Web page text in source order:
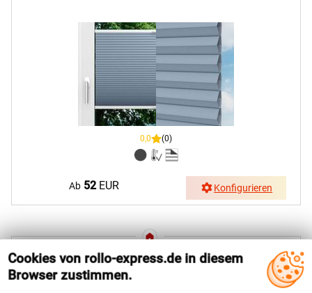
0,0 (0)
Ab 52EUR Konfigurieren
LYSEL HOME Wabe 033A Salo BO
Cookies von rollo-express.de in diesem
Browser zustimmen.